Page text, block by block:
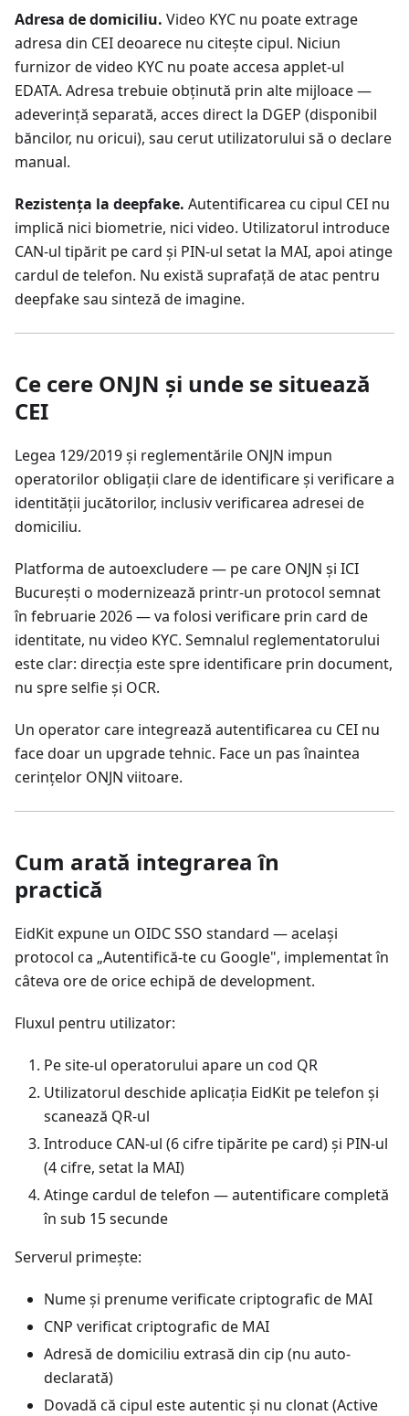
Adresa de domiciliu. Video KYC nu poate extrage
adresa din CEI deoarece nu citește cipul. Niciun
furnizor de video KYC nu poate accesa applet-ul
EDATA. Adresa trebuie obținută prin alte mijloace —
adeverință separată, acces direct la DGEP (disponibil
băncilor, nu oricui), sau cerut utilizatorului să o declare
manual.
Rezistența la deepfake. Autentificarea cu cipul CEI nu
implică nici biometrie, nici video. Utilizatorul introduce
CAN-ul tipărit pe card și PIN-ul setat la MAI, apoi atinge
cardul de telefon. Nu există suprafață de atac pentru
deepfake sau sinteză de imagine.
Ce cere ONJN și unde se situează
CEI
Legea 129/2019 și reglementările ONJN impun
operatorilor obligații clare de identificare și verificare a
identității jucătorilor, inclusiv verificarea adresei de
domiciliu.
Platforma de autoexcludere — pe care ONJN și ICI
București o modernizează printr-un protocol semnat
în februarie 2026 — va folosi verificare prin card de
identitate, nu video KYC. Semnalul reglementatorului
este clar: direcția este spre identificare prin document,
nu spre selfie și OCR.
Un operator care integrează autentificarea cu CEI nu
face doar un upgrade tehnic. Face un pas înaintea
cerințelor ONJN viitoare.
Cum arată integrarea în
practică
EidKit expune un OIDC SSO standard — același
protocol ca „Autentifică-te cu Google", implementat în
câteva ore de orice echipă de development.
Fluxul pentru utilizator:
Pe site-ul operatorului apare un cod QR
Utilizatorul deschide aplicația EidKit pe telefon și
scanează QR-ul
Introduce CAN-ul (6 cifre tipărite pe card) și PIN-ul
(4 cifre, setat la MAI)
Atinge cardul de telefon — autentificare completă
în sub 15 secunde
Serverul primește:
Nume și prenume verificate criptografic de MAI
CNP verificat criptografic de MAI
Adresă de domiciliu extrasă din cip (nu auto-
declarată)
Dovadă că cipul este autentic și nu clonat (Active